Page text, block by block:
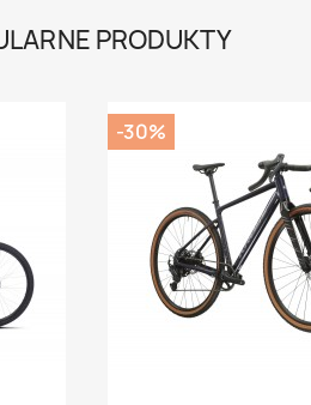
PRODUKTY
-30%